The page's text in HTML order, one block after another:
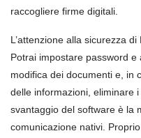
raccogliere firme digitali.
L’attenzione alla sicurezza
Potrai impostare password e
modifica dei documenti e, in
delle informazioni, eliminare
svantaggio del software è la
comunicazione nativi.